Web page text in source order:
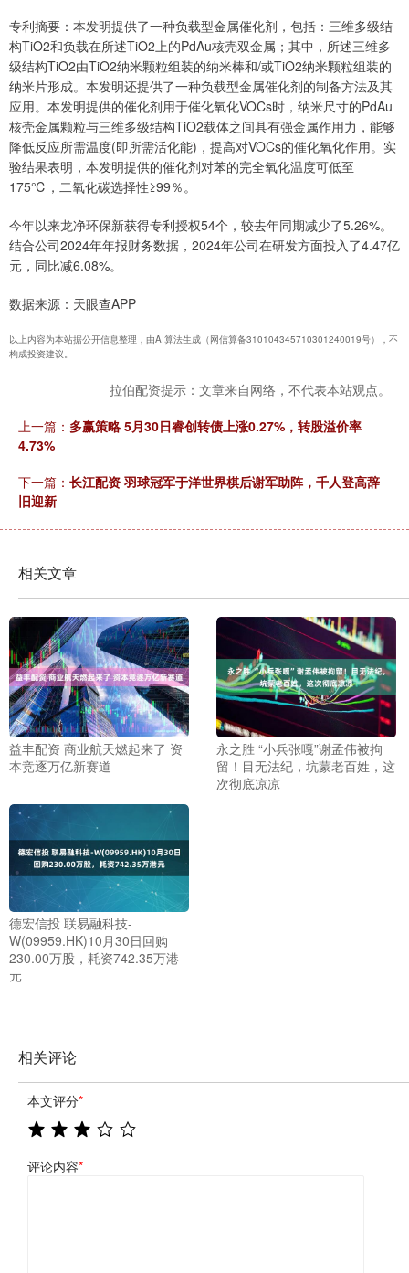
专利摘要：本发明提供了一种负载型金属催化剂，包括：三维多级结
构TiO2和负载在所述TiO2上的PdAu核壳双金属；其中，所述三维多
级结构TiO2由TiO2纳米颗粒组装的纳米棒和/或TiO2纳米颗粒组装的
纳米片形成。本发明还提供了一种负载型金属催化剂的制备方法及其
应用。本发明提供的催化剂用于催化氧化VOCs时，纳米尺寸的PdAu
核壳金属颗粒与三维多级结构TiO2载体之间具有强金属作用力，能够
降低反应所需温度(即所需活化能)，提高对VOCs的催化氧化作用。实
验结果表明，本发明提供的催化剂对苯的完全氧化温度可低至
175℃，二氧化碳选择性≥99％。
今年以来龙净环保新获得专利授权54个，较去年同期减少了5.26%。
结合公司2024年年报财务数据，2024年公司在研发方面投入了4.47亿
元，同比减6.08%。
数据来源：天眼查APP
以上内容为本站据公开信息整理，由AI算法生成（网信算备310104345710301240019号），不
构成投资建议。
拉伯配资提示：文章来自网络，不代表本站观点。
上一篇： 多赢策略 5月30日睿创转债上涨0.27%，转股溢价率
4.73%
下一篇： 长江配资 羽球冠军于洋世界棋后谢军助阵，千人登高辞
旧迎新
相关文章
益丰配资 商业航天燃起来了 资
本竞逐万亿新赛道
永之胜 “小兵张嘎”谢孟伟被拘
留！目无法纪，坑蒙老百姓，这
次彻底凉凉
德宏信投 联易融科技-
W(09959.HK)10月30日回购
230.00万股，耗资742.35万港
元
相关评论
本文评分*
评论内容*